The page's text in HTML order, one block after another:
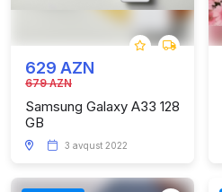
629 AZN
679 AZN
Samsung Galaxy A33 128
GB
3 avqust 2022